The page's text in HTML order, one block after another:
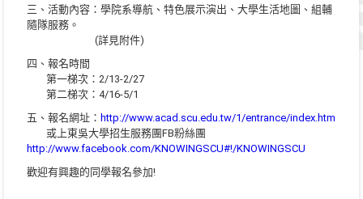
三、活動內容：學院系導航、特色展示演出、大學生活地圖、組輔
隨隊服務。
(詳見附件)
四、報名時間
第一梯次：2/13-2/27
第二梯次：4/16-5/1
五、報名網址： http://www.acad.scu.edu.tw/1/entrance/index.htm
或上東吳大學招生服務團FB粉絲團
http://www.facebook.com/KNOWINGSCU#!/KNOWINGSCU
歡迎有興趣的同學報名參加!